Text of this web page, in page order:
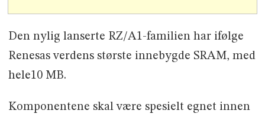
Den nylig lanserte RZ/A1-familien har ifølge
Renesas verdens største innebygde SRAM, med
hele10 MB.
Komponentene skal være spesielt egnet innen